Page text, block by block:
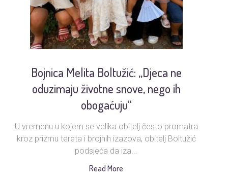
Bojnica Melita Boltužić: „Djeca ne
oduzimaju životne snove, nego ih
obogaćuju“
U vremenu u kojem se velika obitelj često promatra
kroz prizmu tereta i brojnih izazova, obitelj Boltužić
podsjeća da iza...
Read More